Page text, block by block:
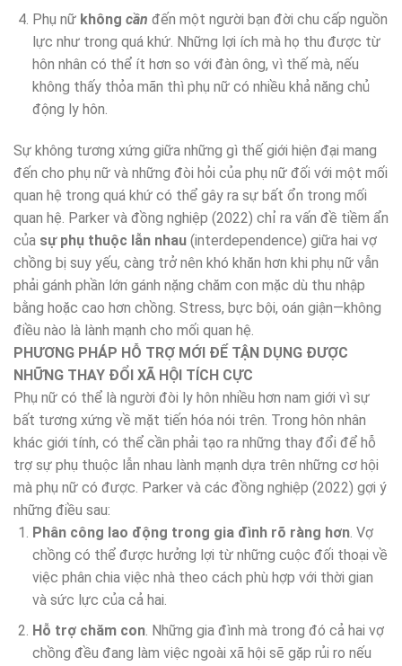
Phụ nữ không cần đến một người bạn đời chu cấp nguồn
lực như trong quá khứ. Những lợi ích mà họ thu được từ
hôn nhân có thể ít hơn so với đàn ông, vì thế mà, nếu
không thấy thỏa mãn thì phụ nữ có nhiều khả năng chủ
động ly hôn.
Sự không tương xứng giữa những gì thế giới hiện đại mang
đến cho phụ nữ và những đòi hỏi của phụ nữ đối với một mối
quan hệ trong quá khứ có thể gây ra sự bất ổn trong mối
quan hệ. Parker và đồng nghiệp (2022) chỉ ra vấn đề tiềm ẩn
của sự phụ thuộc lẫn nhau (interdependence) giữa hai vợ
chồng bị suy yếu, càng trở nên khó khăn hơn khi phụ nữ vẫn
phải gánh phần lớn gánh nặng chăm con mặc dù thu nhập
bằng hoặc cao hơn chồng. Stress, bực bội, oán giận—không
điều nào là lành mạnh cho mối quan hệ.
PHƯƠNG PHÁP HỖ TRỢ MỚI ĐỂ TẬN DỤNG ĐƯỢC
NHỮNG THAY ĐỔI XÃ HỘI TÍCH CỰC
Phụ nữ có thể là người đòi ly hôn nhiều hơn nam giới vì sự
bất tương xứng về mặt tiến hóa nói trên. Trong hôn nhân
khác giới tính, có thể cần phải tạo ra những thay đổi để hỗ
trợ sự phụ thuộc lẫn nhau lành mạnh dựa trên những cơ hội
mà phụ nữ có được. Parker và các đồng nghiệp (2022) gợi ý
những điều sau:
Phân công lao động trong gia đình rõ ràng hơn. Vợ
chồng có thể được hưởng lợi từ những cuộc đối thoại về
việc phân chia việc nhà theo cách phù hợp với thời gian
và sức lực của cả hai.
Hỗ trợ chăm con. Những gia đình mà trong đó cả hai vợ
chồng đều đang làm việc ngoài xã hội sẽ gặp rủi ro nếu